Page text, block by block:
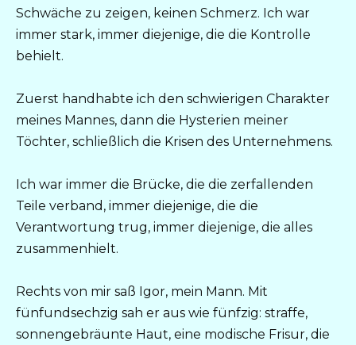
Schwäche zu zeigen, keinen Schmerz. Ich war
immer stark, immer diejenige, die die Kontrolle
behielt.
Zuerst handhabte ich den schwierigen Charakter
meines Mannes, dann die Hysterien meiner
Töchter, schließlich die Krisen des Unternehmens.
Ich war immer die Brücke, die die zerfallenden
Teile verband, immer diejenige, die die
Verantwortung trug, immer diejenige, die alles
zusammenhielt.
Rechts von mir saß Igor, mein Mann. Mit
fünfundsechzig sah er aus wie fünfzig: straffe,
sonnengebräunte Haut, eine modische Frisur, die